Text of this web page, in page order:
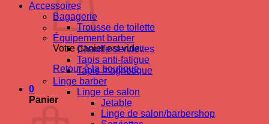
Votre panier est vide.
Retour à la boutique
0
Panier
Accessoires
Bagagerie
Trousse de toilette
Équipement barber
Chauffe-serviettes
Tapis anti-fatigue
Tapis magnetique
Linge barber
Linge de salon
Jetable
Linge de salon/barbershop